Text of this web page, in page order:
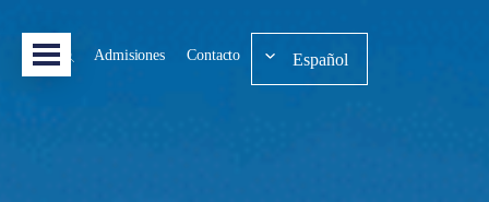
Admisiones Contacto Español